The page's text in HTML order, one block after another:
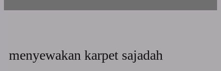
menyewakan karpet sajadah